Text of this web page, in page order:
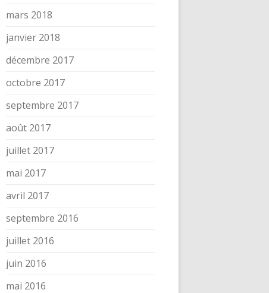
mars 2018
janvier 2018
décembre 2017
octobre 2017
septembre 2017
août 2017
juillet 2017
mai 2017
avril 2017
septembre 2016
juillet 2016
juin 2016
mai 2016